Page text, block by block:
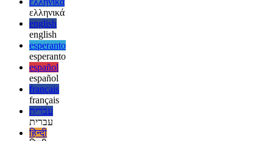
deutsch
deutsch
ελληνικά
ελληνικά
english
english
esperanto
esperanto
español
español
français
français